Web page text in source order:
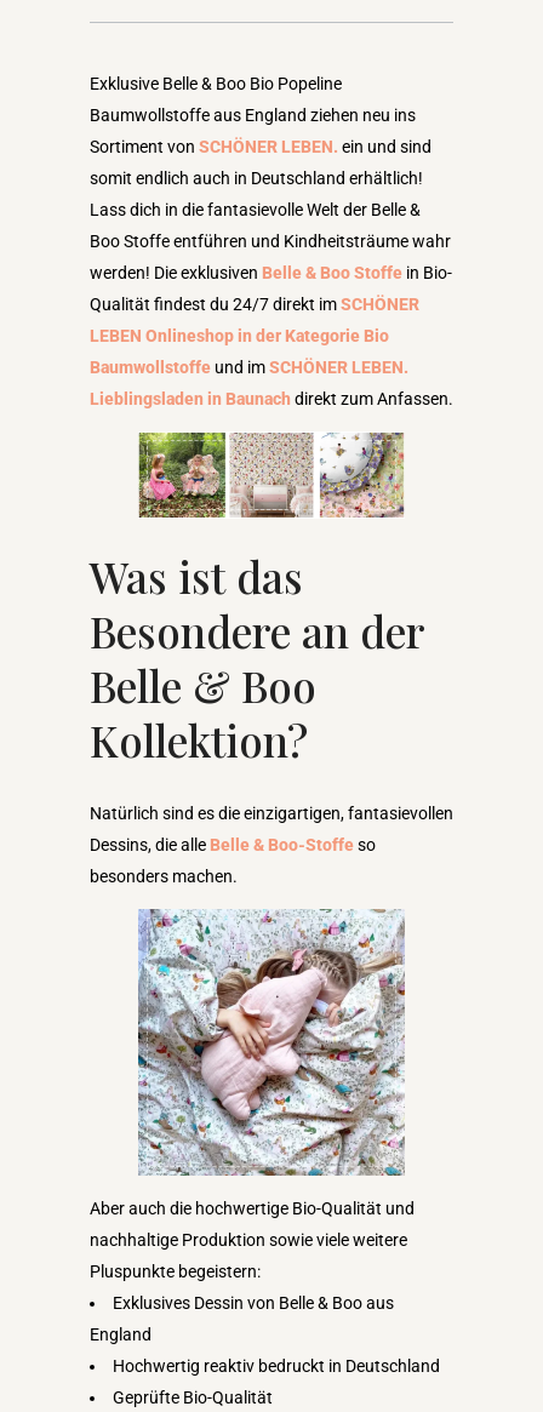
Exklusive Belle & Boo Bio Popeline
Baumwollstoffe aus England ziehen neu ins
Sortiment von SCHÖNER LEBEN. ein und sind
somit endlich auch in Deutschland erhältlich!
Lass dich in die fantasievolle Welt der Belle &
Boo Stoffe entführen und Kindheitsträume wahr
werden! Die exklusiven Belle & Boo Stoffe in Bio-
Qualität findest du 24/7 direkt imSCHÖNER
LEBEN Onlineshop in der Kategorie Bio
Baumwollstoffe und imSCHÖNER LEBEN.
Lieblingsladen in Baunach direkt zum Anfassen.
Was ist das
Besondere an der
Belle & Boo
Kollektion?
Natürlich sind es die einzigartigen, fantasievollen
Dessins, die alle Belle & Boo-Stoffeso
besonders machen.
Aber auch die hochwertige Bio-Qualität und
nachhaltige Produktion sowie viele weitere
Pluspunkte begeistern:
Exklusives Dessin von Belle & Boo aus
England
Hochwertig reaktiv bedruckt in Deutschland
Geprüfte Bio-Qualität